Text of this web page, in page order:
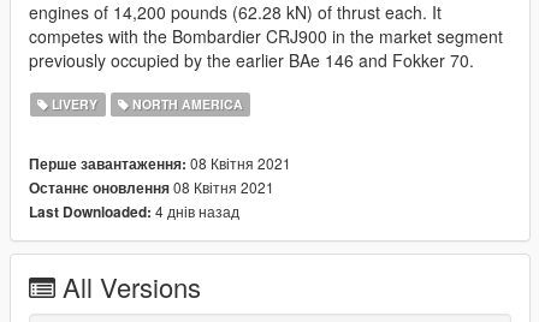
engines of 14,200 pounds (62.28 kN) of thrust each. It
competes with the Bombardier CRJ900 in the market segment
previously occupied by the earlier BAe 146 and Fokker 70.
LIVERY NORTH AMERICA
Перше завантаження: 08 Квітня 2021
Останнє оновлення08 Квітня 2021
Last Downloaded: 4 днів назад
All Versions